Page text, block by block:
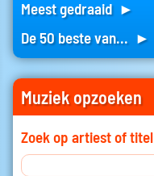
Meest gedraaid ►
De 50 beste van... ►
Muziek opzoeken
Zoek op artiest of titel